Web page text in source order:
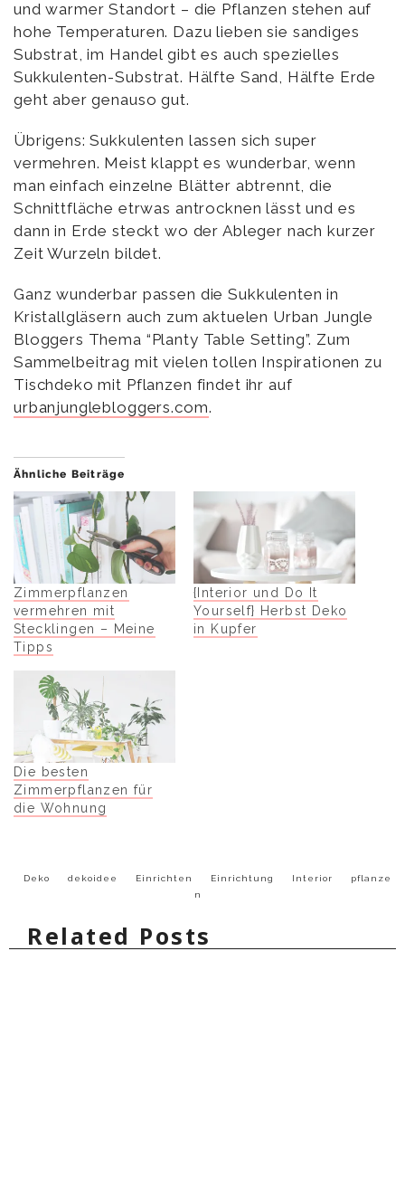
und warmer Standort – die Pflanzen stehen auf
hohe Temperaturen. Dazu lieben sie sandiges
Substrat, im Handel gibt es auch spezielles
Sukkulenten-Substrat. Hälfte Sand, Hälfte Erde
geht aber genauso gut.
Übrigens: Sukkulenten lassen sich super
vermehren. Meist klappt es wunderbar, wenn
man einfach einzelne Blätter abtrennt, die
Schnittfläche etrwas antrocknen lässt und es
dann in Erde steckt wo der Ableger nach kurzer
Zeit Wurzeln bildet.
Ganz wunderbar passen die Sukkulenten in
Kristallgläsern auch zum aktuelen Urban Jungle
Bloggers Thema “Planty Table Setting”. Zum
Sammelbeitrag mit vielen tollen Inspirationen zu
Tischdeko mit Pflanzen findet ihr auf
urbanjunglebloggers.com.
Ähnliche Beiträge
Zimmerpflanzen
vermehren mit
Stecklingen – Meine
Tipps
{Interior und Do It
Yourself} Herbst Deko
in Kupfer
Die besten
Zimmerpflanzen für
die Wohnung
Deko dekoidee Einrichten Einrichtung Interior
pflanze
n
Related Posts